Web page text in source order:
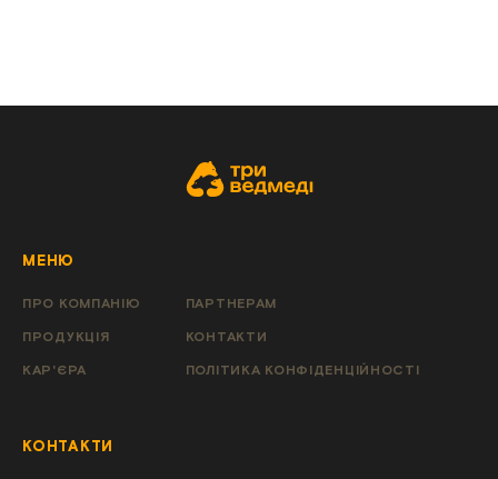
КОНТАКТИ
МЕНЮ
ПРО КОМПАНІЮ
ПРОДУКЦІЯ
КАР'ЄРА
ПАРТНЕРАМ
КОНТАКТИ
ПОЛІТИКА КОНФІДЕНЦІЙНОСТІ